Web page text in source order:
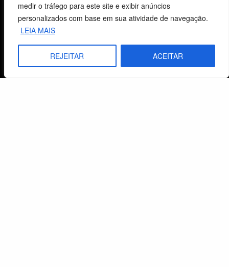
medir o tráfego para este site e exibir anúncios
personalizados com base em sua atividade de navegação.
LEIA MAIS
REJEITAR ACEITAR
Carrinho
Lista de Desejos
Termos e Condições